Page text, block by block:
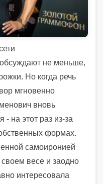
не меньше,
Но когда речь
мгновенно
вновь
- на этот раз из-за
формах.
самоиронией
весе и заодно
интересовала